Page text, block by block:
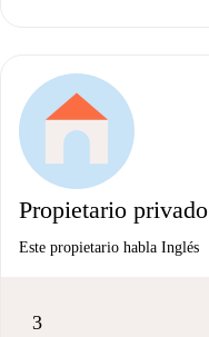
Propietario privado
Este propietario habla Inglés
3